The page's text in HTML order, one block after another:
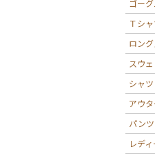
ゴー
Ｔシ
ロン
スウ
シャツ
アウ
パンツ
レディ